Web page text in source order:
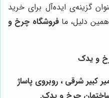
گزینه‌ی ایده‌آل برای خرید
دلیل، مافروشگاه چرخ و
و یدک
کبیر شرقی ، روبروی پاساژ